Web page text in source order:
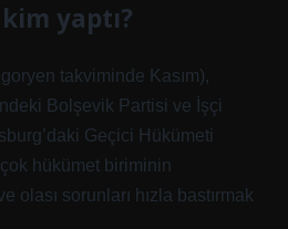
yaptı?
takviminde Kasım),
Bolşevik Partisi ve İşçi
Geçici Hükümeti
hükümet biriminin
olası sorunları hızla bastırmak